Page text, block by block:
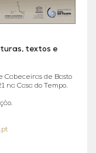
textos e
Cabeceiras de Basto
Casa do Tempo.